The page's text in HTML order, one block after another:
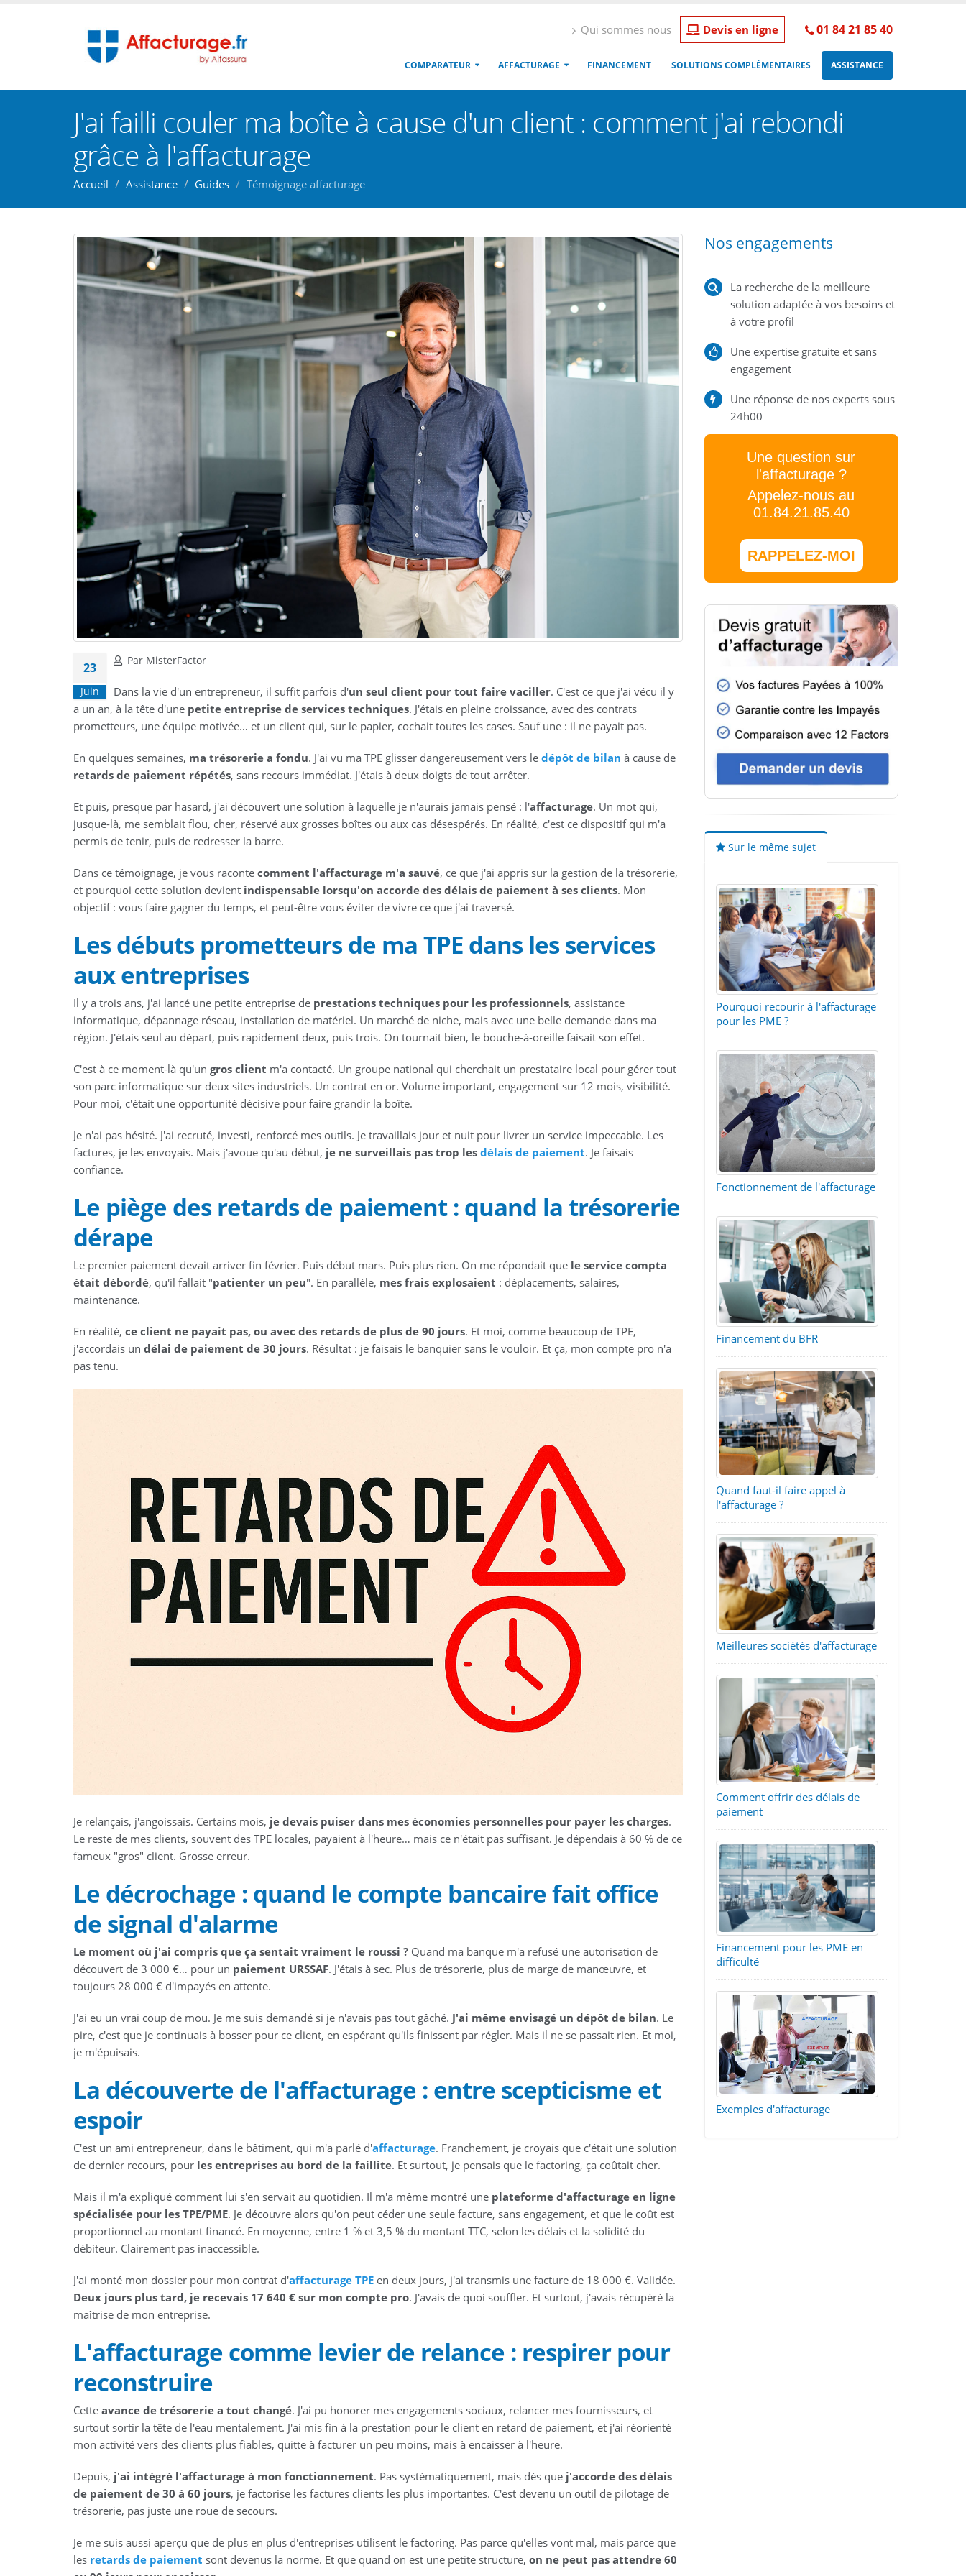
Qui sommes nous Devis en ligne 01 84 21 85 40
COMPARATEUR AFFACTURAGE FINANCEMENT SOLUTIONS COMPLÉMENTAIRES ASSISTANCE
J'ai failli couler ma boîte à cause d'un client : comment j'ai rebondi
grâce à l'affacturage
Accueil Assistance Guides Témoignage affacturage
23
Juin
Par MisterFactor
Dans la vie d'un entrepreneur, il suffit parfois d'un seul client pour tout faire vaciller. C'est ce que j'ai vécu il y
a un an, à la tête d'une petite entreprise de services techniques. J'étais en pleine croissance, avec des contrats
prometteurs, une équipe motivée… et un client qui, sur le papier, cochait toutes les cases. Sauf une : il ne payait pas.
En quelques semaines, ma trésorerie a fondu. J'ai vu ma TPE glisser dangereusement vers le dépôt de bilan à cause de
retards de paiement répétés, sans recours immédiat. J'étais à deux doigts de tout arrêter.
Et puis, presque par hasard, j'ai découvert une solution à laquelle je n'aurais jamais pensé : l'affacturage. Un mot qui,
jusque-là, me semblait flou, cher, réservé aux grosses boîtes ou aux cas désespérés. En réalité, c'est ce dispositif qui m'a
permis de tenir, puis de redresser la barre.
Dans ce témoignage, je vous raconte comment l'affacturage m'a sauvé, ce que j'ai appris sur la gestion de la trésorerie,
et pourquoi cette solution devient indispensable lorsqu'on accorde des délais de paiement à ses clients. Mon
objectif : vous faire gagner du temps, et peut-être vous éviter de vivre ce que j'ai traversé.
Les débuts prometteurs de ma TPE dans les services
aux entreprises
Il y a trois ans, j'ai lancé une petite entreprise de prestations techniques pour les professionnels, assistance
informatique, dépannage réseau, installation de matériel. Un marché de niche, mais avec une belle demande dans ma
région. J'étais seul au départ, puis rapidement deux, puis trois. On tournait bien, le bouche-à-oreille faisait son effet.
C'est à ce moment-là qu'un gros client m'a contacté. Un groupe national qui cherchait un prestataire local pour gérer tout
son parc informatique sur deux sites industriels. Un contrat en or. Volume important, engagement sur 12 mois, visibilité.
Pour moi, c'était une opportunité décisive pour faire grandir la boîte.
Je n'ai pas hésité. J'ai recruté, investi, renforcé mes outils. Je travaillais jour et nuit pour livrer un service impeccable. Les
factures, je les envoyais. Mais j'avoue qu'au début, je ne surveillais pas trop les délais de paiement. Je faisais
confiance.
Le piège des retards de paiement : quand la trésorerie
dérape
Le premier paiement devait arriver fin février. Puis début mars. Puis plus rien. On me répondait que le service compta
était débordé, qu'il fallait "patienter un peu". En parallèle, mes frais explosaient : déplacements, salaires,
maintenance.
En réalité, ce client ne payait pas, ou avec des retards de plus de 90 jours. Et moi, comme beaucoup de TPE,
j'accordais un délai de paiement de 30 jours. Résultat : je faisais le banquier sans le vouloir. Et ça, mon compte pro n'a
pas tenu.
Je relançais, j'angoissais. Certains mois, je devais puiser dans mes économies personnelles pour payer les charges.
Le reste de mes clients, souvent des TPE locales, payaient à l'heure… mais ce n'était pas suffisant. Je dépendais à 60 % de ce
fameux "gros" client. Grosse erreur.
Le décrochage : quand le compte bancaire fait office
de signal d'alarme
Le moment où j'ai compris que ça sentait vraiment le roussi ? Quand ma banque m'a refusé une autorisation de
découvert de 3 000 €… pour un paiement URSSAF. J'étais à sec. Plus de trésorerie, plus de marge de manœuvre, et
toujours 28 000 € d'impayés en attente.
J'ai eu un vrai coup de mou. Je me suis demandé si je n'avais pas tout gâché. J'ai même envisagé un dépôt de bilan. Le
pire, c'est que je continuais à bosser pour ce client, en espérant qu'ils finissent par régler. Mais il ne se passait rien. Et moi,
je m'épuisais.
La découverte de l'affacturage : entre scepticisme et
espoir
C'est un ami entrepreneur, dans le bâtiment, qui m'a parlé d'affacturage. Franchement, je croyais que c'était une solution
de dernier recours, pour les entreprises au bord de la faillite. Et surtout, je pensais que le factoring, ça coûtait cher.
Mais il m'a expliqué comment lui s'en servait au quotidien. Il m'a même montré une plateforme d'affacturage en ligne
spécialisée pour les TPE/PME. Je découvre alors qu'on peut céder une seule facture, sans engagement, et que le coût est
proportionnel au montant financé. En moyenne, entre 1 % et 3,5 % du montant TTC, selon les délais et la solidité du
débiteur. Clairement pas inaccessible.
J'ai monté mon dossier pour mon contrat d'affacturage TPE en deux jours, j'ai transmis une facture de 18 000 €. Validée.
Deux jours plus tard, je recevais 17 640 € sur mon compte pro. J'avais de quoi souffler. Et surtout, j'avais récupéré la
maîtrise de mon entreprise.
L'affacturage comme levier de relance : respirer pour
reconstruire
Cette avance de trésorerie a tout changé. J'ai pu honorer mes engagements sociaux, relancer mes fournisseurs, et
surtout sortir la tête de l'eau mentalement. J'ai mis fin à la prestation pour le client en retard de paiement, et j'ai réorienté
mon activité vers des clients plus fiables, quitte à facturer un peu moins, mais à encaisser à l'heure.
Depuis, j'ai intégré l'affacturage à mon fonctionnement. Pas systématiquement, mais dès que j'accorde des délais
de paiement de 30 à 60 jours, je factorise les factures clients les plus importantes. C'est devenu un outil de pilotage de
trésorerie, pas juste une roue de secours.
Je me suis aussi aperçu que de plus en plus d'entreprises utilisent le factoring. Pas parce qu'elles vont mal, mais parce que
les retards de paiement sont devenus la norme. Et que quand on est une petite structure, on ne peut pas attendre 60
Nos engagements
La recherche de la meilleure
solution adaptée à vos besoins et
à votre profil
Une expertise gratuite et sans
engagement
Une réponse de nos experts sous
24h00
Une question sur
l'affacturage ?
Appelez-nous au
01.84.21.85.40
RAPPELEZ-MOI
Sur le même sujet
Pourquoi recourir à l'affacturage
pour les PME ?
Fonctionnement de l'affacturage
Financement du BFR
Quand faut-il faire appel à
l'affacturage ?
Meilleures sociétés d'affacturage
Comment offrir des délais de
paiement
Financement pour les PME en
difficulté
Exemples d'affacturage